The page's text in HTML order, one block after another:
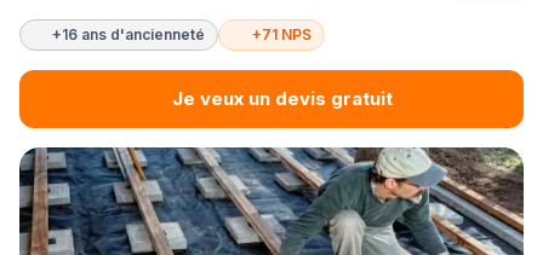
+16 ans d'ancienneté +71 NPS
Je veux un devis gratuit